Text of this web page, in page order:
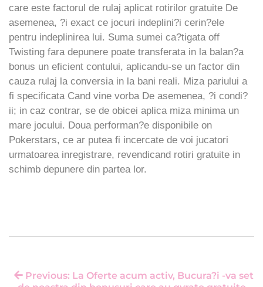
care este factorul de rulaj aplicat rotirilor gratuite De
asemenea, ?i exact ce jocuri indeplini?i cerin?ele
pentru indeplinirea lui. Suma sumei ca?tigata off
Twisting fara depunere poate transferata in la balan?a
bonus un eficient contului, aplicandu-se un factor din
cauza rulaj la conversia in la bani reali. Miza pariului a
fi specificata Cand vine vorba De asemenea, ?i condi?
ii; in caz contrar, se de obicei aplica miza minima un
mare jocului. Doua performan?e disponibile on
Pokerstars, ce ar putea fi incercate de voi jucatori
urmatoarea inregistrare, revendicand rotiri gratuite in
schimb depunere din partea lor.
Previous: La Oferte acum activ, Bucura?i -va set